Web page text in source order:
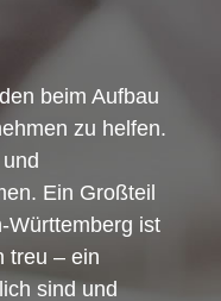
beim Aufbau
zu helfen.
Ein Großteil
Württemberg ist
treu – ein
sind und